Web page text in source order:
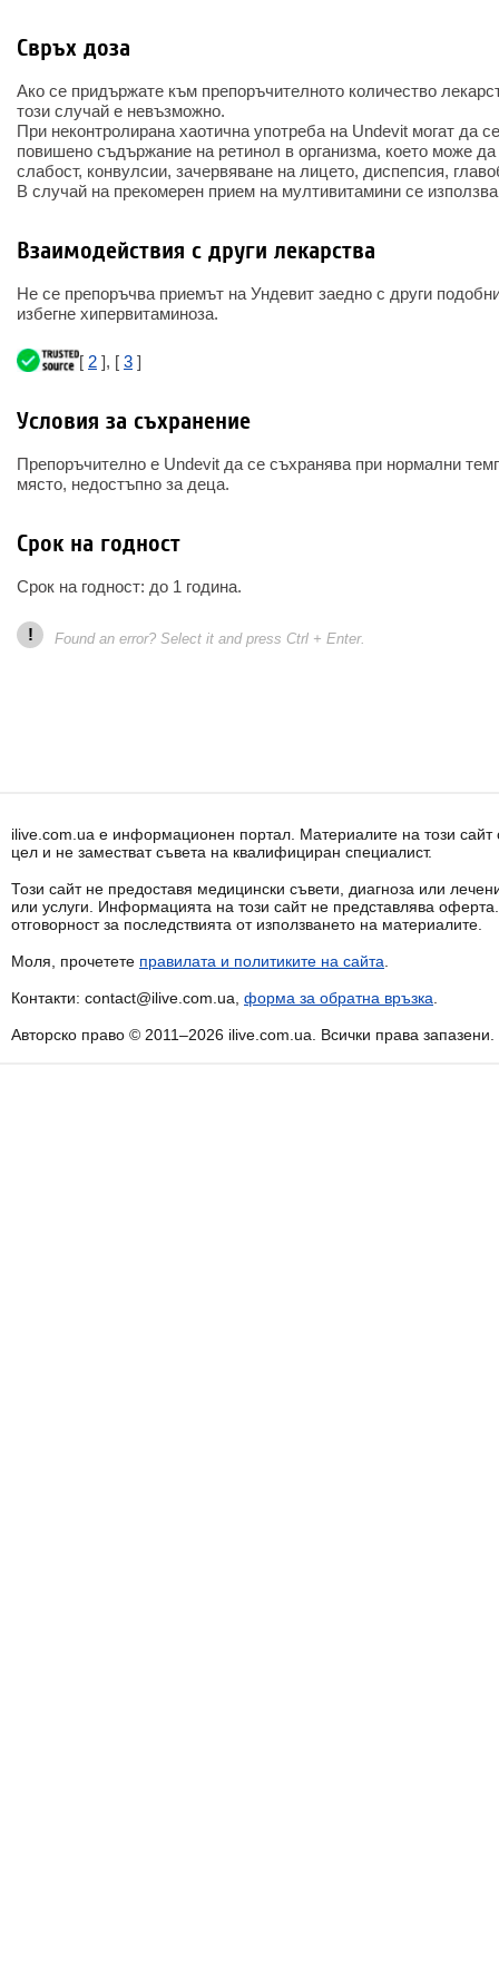
Свръх доза
Ако се придържате към препоръчителното количество
този случай е невъзможно.
При неконтролирана хаотична употреба на Undevit могат да
повишено съдържание на ретинол в организма, което може да
слабост, конвулсии, зачервяване на лицето, диспепсия,
В случай на прекомерен прием на мултивитамини се
Взаимодействия с други лекарства
Не се препоръчва приемът на Ундевит заедно с други
избегне хипервитаминоза.
[ 2 ], [ 3 ]
Условия за съхранение
Препоръчително е Undevit да се съхранява при нормални
място, недостъпно за деца.
Срок на годност
Срок на годност: до 1 година.
! Found an error? Select it and press Ctrl + Enter.
ilive.com.ua е информационен портал. Материалите на този
цел и не заместват съвета на квалифициран специалист.
Този сайт не предоставя медицински съвети, диагноза или
или услуги. Информацията на този сайт не представлява
отговорност за последствията от използването на материалите.
Моля, прочетете правилата и политиките на сайта
Контакти: contact@ilive.com.ua, форма за обратна връзка
Авторско право © 2011–2026 ilive.com.ua. Всички права запазени.